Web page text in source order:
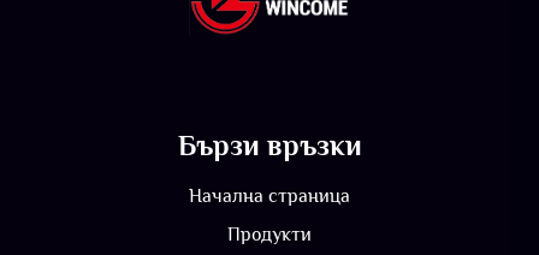
Бързи връзки
Начална страница
Продукти